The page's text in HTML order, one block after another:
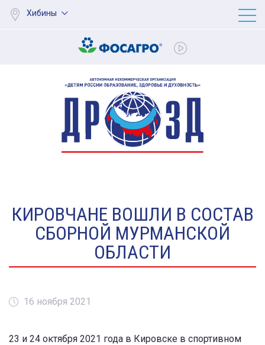
Хибины
КИРОВЧАНЕ ВОШЛИ В СОСТАВ
СБОРНОЙ МУРМАНСКОЙ
ОБЛАСТИ
16 ноября 2021
23 и 24 октября 2021 года в Кировске в спортивном